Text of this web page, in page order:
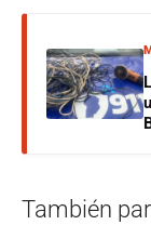
También